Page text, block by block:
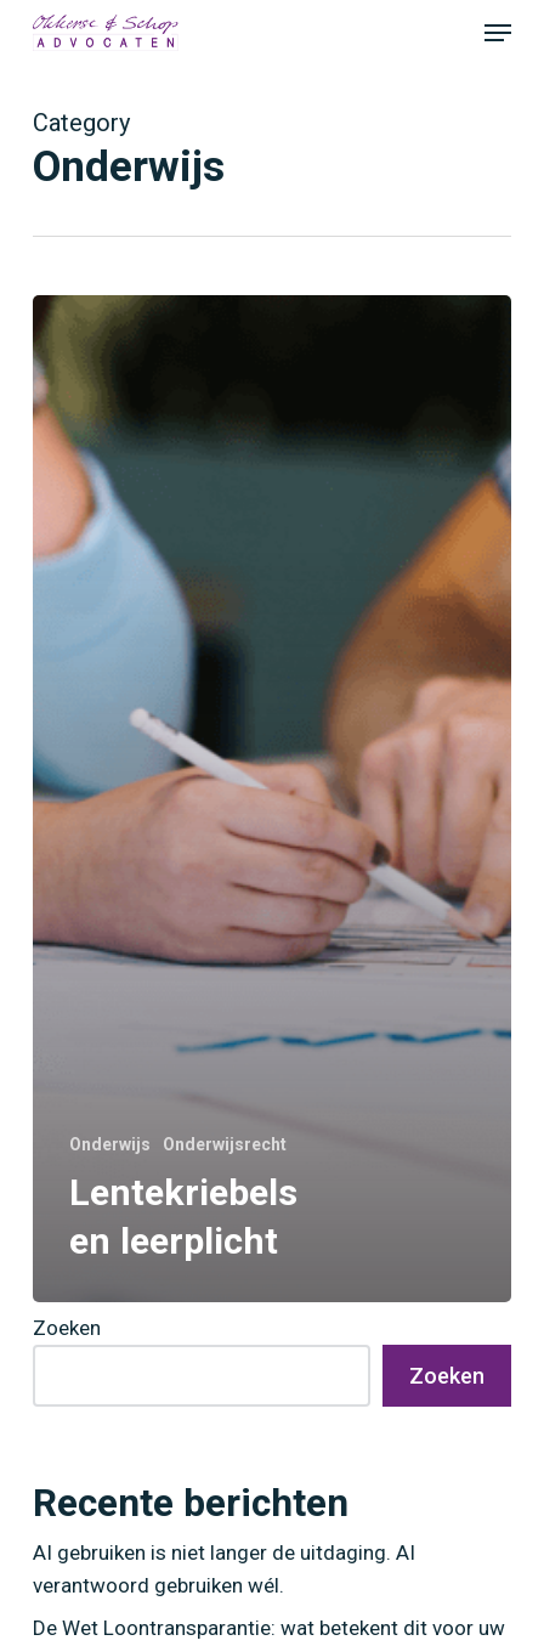
Menu
Category
Onderwijs
Onderwijs Onderwijsrecht
Lentekriebels
en leerplicht
Zoeken
Zoeken
Recente berichten
AI gebruiken is niet langer de uitdaging. AI
verantwoord gebruiken wél.
De Wet Loontransparantie: wat betekent dit voor uw